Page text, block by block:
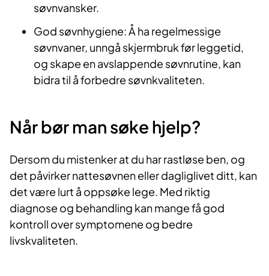
søvnvansker.
God søvnhygiene: Å ha regelmessige
søvnvaner, unngå skjermbruk før leggetid,
og skape en avslappende søvnrutine, kan
bidra til å forbedre søvnkvaliteten.
Når bør man søke hjelp?
Dersom du mistenker at du har rastløse ben, og
det påvirker nattesøvnen eller dagliglivet ditt, kan
det være lurt å oppsøke lege. Med riktig
diagnose og behandling kan mange få god
kontroll over symptomene og bedre
livskvaliteten.